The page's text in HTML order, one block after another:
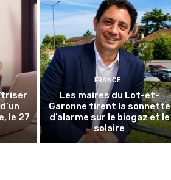
le 27
FRANCE
Les maires du Lot-et-
Garonne tirent la sonnette
d’alarme sur le biogaz et le
solaire